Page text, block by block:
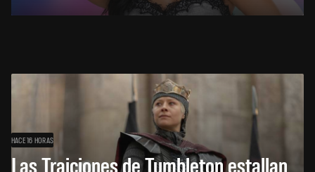
HACE 16 HORAS
Las Traiciones de Tumbleton estallan